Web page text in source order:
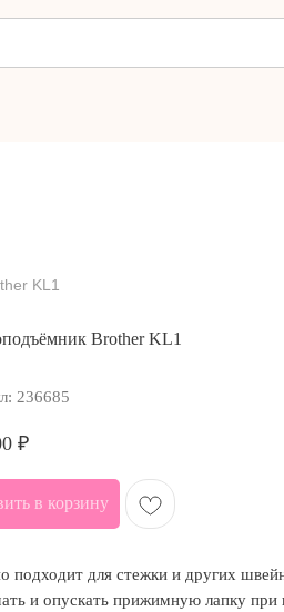
KL1
Brother KL1
236685
₽
в корзину
подходит для стежки и других
и опускать прижимную лапку при